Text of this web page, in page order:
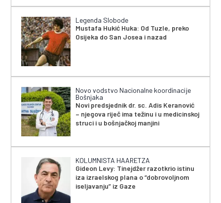
Legenda Slobode
Mustafa Hukić Huka: Od Tuzle, preko
Osijeka do San Josea i nazad
Novo vodstvo Nacionalne koordinacije
Bošnjaka
Novi predsjednik dr. sc. Adis Keranović
– njegova riječ ima težinu i u medicinskoj
struci i u bošnjačkoj manjini
KOLUMNISTA HAARETZA
Gideon Levy: Tinejdžer razotkrio istinu
iza izraelskog plana o “dobrovoljnom
iseljavanju” iz Gaze